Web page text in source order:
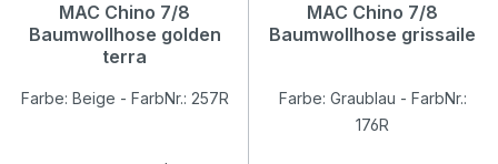
MAC Chino 7/8
Baumwollhose golden
terra
Farbe: Beige - FarbNr.: 257R
MAC Chino 7/8
Baumwollhose grissaile
Farbe: Graublau - FarbNr.:
176R